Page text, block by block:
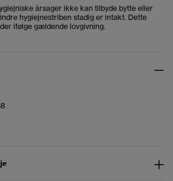
årsager ikke kan tilbyde bytte eller
hygiejnestriben stadig er intakt. Dette
ifølge gældende lovgivning.